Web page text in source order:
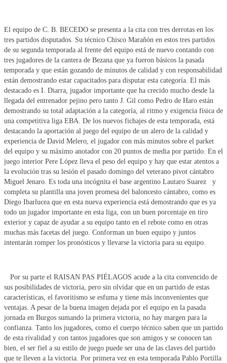
El equipo de C. B. BECEDO se presenta a la cita con tres derrotas en los
tres partidos disputados. Su técnico Chisco Marañón en estos tres partidos
de su segunda temporada al frente del equipo está de nuevo contando con
tres jugadores de la cantera de Bezana que ya fueron básicos la pasada
temporada y que están gozando de minutos de calidad y con responsabilidad
están demostrando estar capacitados para disputar esta categoría. El más
destacado es I. Diarra, jugador importante que ha crecido mucho desde la
llegada del entrenador pejino pero tanto J. Gil como Pedro de Haro están
demostrando su total adaptación a la categoría, al ritmo y exigencia física de
una competitiva liga EBA. De los nuevos fichajes de esta temporada, está
destacando la aportación al juego del equipo de un alero de la calidad y
experiencia de David Melero, el jugador con más minutos sobre el parket
del equipo y su máximo anotador con 20 puntos de media por partido. En el
juego interior Pere López lleva el peso del equipo y hay que estar atentos a
la evolución tras su lesión el pasado domingo del veterano pivot cántabro
Miguel Jenaro. Es toda una incógnita el base argentino Lautaro Suarez y
completa su plantilla una joven promesa del baloncesto cántabro, como es
Diego Ibarlucea que en esta nueva experiencia está demostrando que es ya
todo un jugador importante en esta liga, con un buen porcentaje en tiro
exterior y capaz de ayudar a su equipo tanto en el rebote como en otras
muchas más facetas del juego. Conforman un buen equipo y juntos
intentarán romper los pronósticos y llevarse la victoria para su equipo.
Por su parte el RAISAN PAS PIÉLAGOS acude a la cita convencido de
sus posibilidades de victoria, pero sin olvidar que en un partido de estas
características, el favoritismo se esfuma y tiene más inconvenientes que
ventajas. A pesar de la buena imagen dejada por el equipo en la pasada
jornada en Burgos sumando la primera victoria, no hay margen para la
confianza. Tanto los jugadores, como el cuerpo técnico saben que un partido
de esta rivalidad y con tantos jugadores que son amigos y se conocen tan
bien, el ser fiel a su estilo de juego puede ser una de las claves del partido
que te lleven a la victoria. Por primera vez en esta temporada Pablo Portilla